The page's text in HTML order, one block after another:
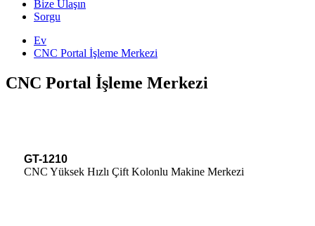
Bize Ulaşın
Sorgu
Ev
CNC Portal İşleme Merkezi
CNC Portal İşleme Merkezi
GT-1210
CNC Yüksek Hızlı Çift Kolonlu Makine Merkezi